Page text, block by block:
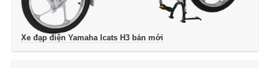
Xe đạp điện Yamaha Icats H3 bản mới